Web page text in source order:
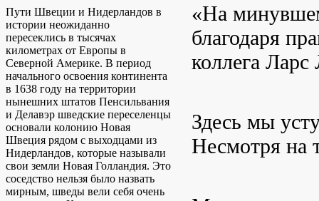
Пути Швеции и Нидерландов в
истории неожиданно
пересеклись в тысячах
километрах от Европы в
Северной Америке. В период
начального освоения континента
в 1638 году на территории
нынешних штатов Пенсильвания
и Делавэр шведские переселенцы
основали колонию Новая
Швеция рядом с выходцами из
Нидерландов, которые называли
свои земли Новая Голландия. Это
соседство нельзя было назвать
мирным, шведы вели себя очень
«На
благодаря
коллега Ларс
Здесь мы
Несмотря на